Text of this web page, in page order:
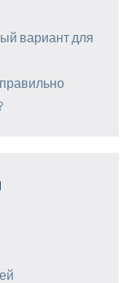
вариант для